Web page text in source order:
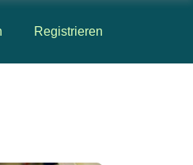
Registrieren